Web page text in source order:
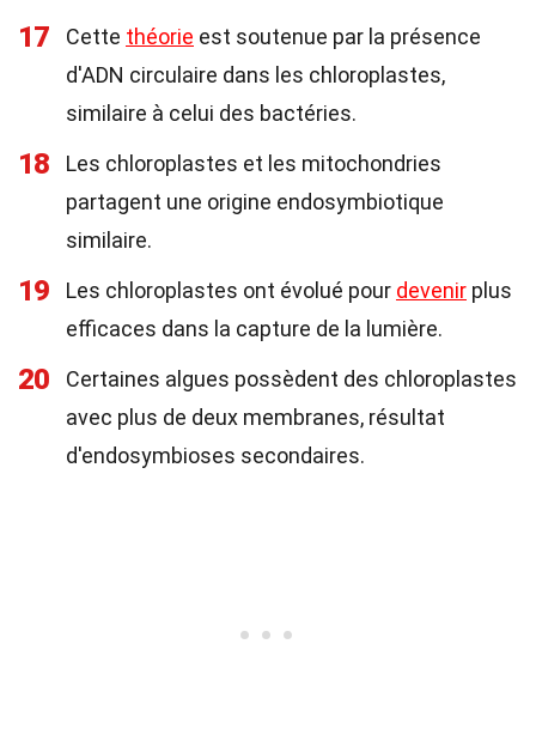
17 Cette théorie est soutenue par la présence
d'ADN circulaire dans les chloroplastes,
similaire à celui des bactéries.
18
Les chloroplastes et les mitochondries
partagent une origine endosymbiotique
similaire.
19 Les chloroplastes ont évolué pour devenir plus
efficaces dans la capture de la lumière.
20
Certaines algues possèdent des chloroplastes
avec plus de deux membranes, résultat
d'endosymbioses secondaires.